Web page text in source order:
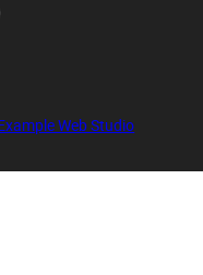
Web Studio